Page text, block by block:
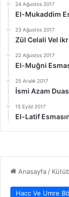
24 Ağustos 2017
El-Mukaddim
23 Ağustos 2017
Zül Celali Vel
22 Ağustos 2017
El-Muğni
25 Aralık 2017
İsmi Azam
15 Eylül 2017
El-Latif